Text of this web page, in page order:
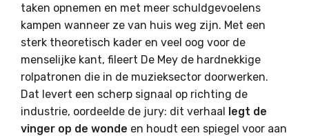
taken opnemen en met meer schuldgevoelens
kampen wanneer ze van huis weg zijn. Met een
sterk theoretisch kader en veel oog voor de
menselijke kant, fileert De Mey de hardnekkige
rolpatronen die in de muzieksector doorwerken.
Dat levert een scherp signaal op richting de
industrie, oordeelde de jury: dit verhaal legt de
vinger op de wonde en houdt een spiegel voor aan